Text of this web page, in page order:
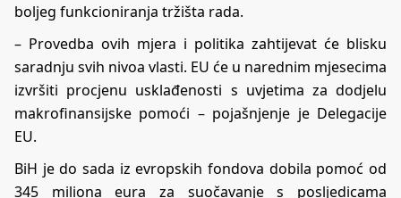
boljeg funkcioniranja tržišta rada.
– Provedba ovih mjera i politika zahtijevat će blisku
saradnju svih nivoa vlasti. EU će u narednim mjesecima
izvršiti procjenu usklađenosti s uvjetima za dodjelu
makrofinansijske pomoći – pojašnjenje je Delegacije
EU.
BiH je do sada iz evropskih fondova dobila pomoć od
345 miliona eura za suočavanje s posljedicama